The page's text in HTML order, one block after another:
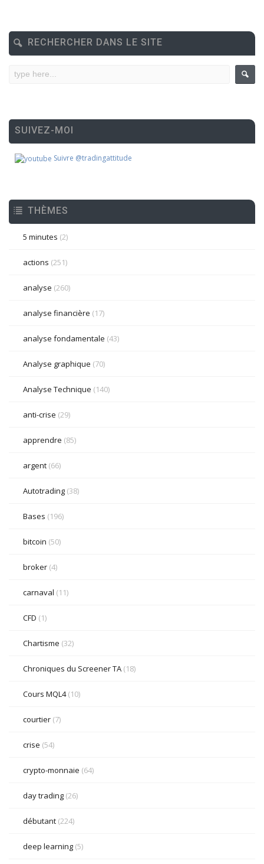
RECHERCHER DANS LE SITE
SUIVEZ-MOI
Suivre @tradingattitude
THÈMES
5 minutes (2)
actions (251)
analyse (260)
analyse financière (17)
analyse fondamentale (43)
Analyse graphique (70)
Analyse Technique (140)
anti-crise (29)
apprendre (85)
argent (66)
Autotrading (38)
Bases (196)
bitcoin (50)
broker (4)
carnaval (11)
CFD (1)
Chartisme (32)
Chroniques du Screener TA (18)
Cours MQL4(10)
courtier (7)
crise (54)
crypto-monnaie (64)
day trading (26)
débutant (224)
deep learning (5)